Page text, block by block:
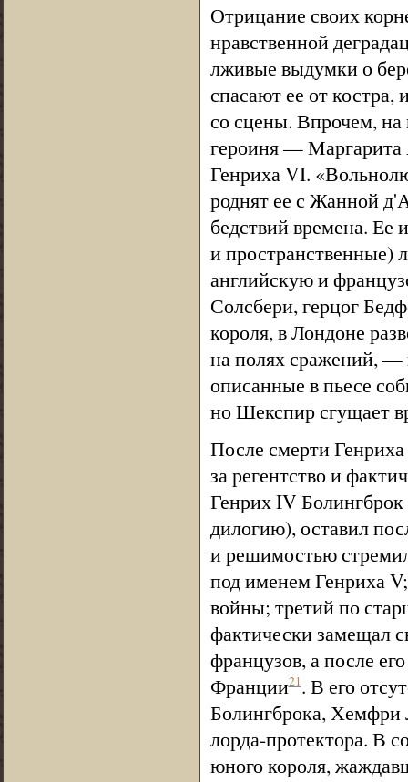
Отрицание своих
нравственной
лживые выдумки о
спасают ее от
со сцены. Впрочем, на
героиня — Маргарита
Генриха VI.
роднят ее с Жанной
бедствий времена. Ее
и пространственные)
английскую и
Солсбери, герцог
короля, в Лондоне
на полях сражений, —
описанные в пьесе
но Шекспир сгущает
После смерти
за регентство и
Генрих IV
дилогию), оставил
и решимостью
под именем Генриха
войны; третий по
фактически замещал
французов, а после
Франции21. В его
Болингброка, Хемфри
лорда-протектора. В
юного короля,